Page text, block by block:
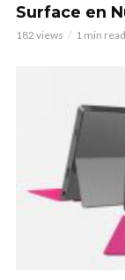
Surface en
182 views 1 min read